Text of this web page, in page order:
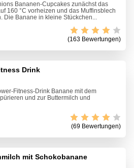
Bananen-Cupcakes zunächst das
160 °C vorheizen und das Muffinsblech
Die Banane in kleine Stückchen...
(163 Bewertungen)
Drink
Fitness-Drink Banane mit dem
und zur Buttermilch und
(69 Bewertungen)
mit Schokobanane